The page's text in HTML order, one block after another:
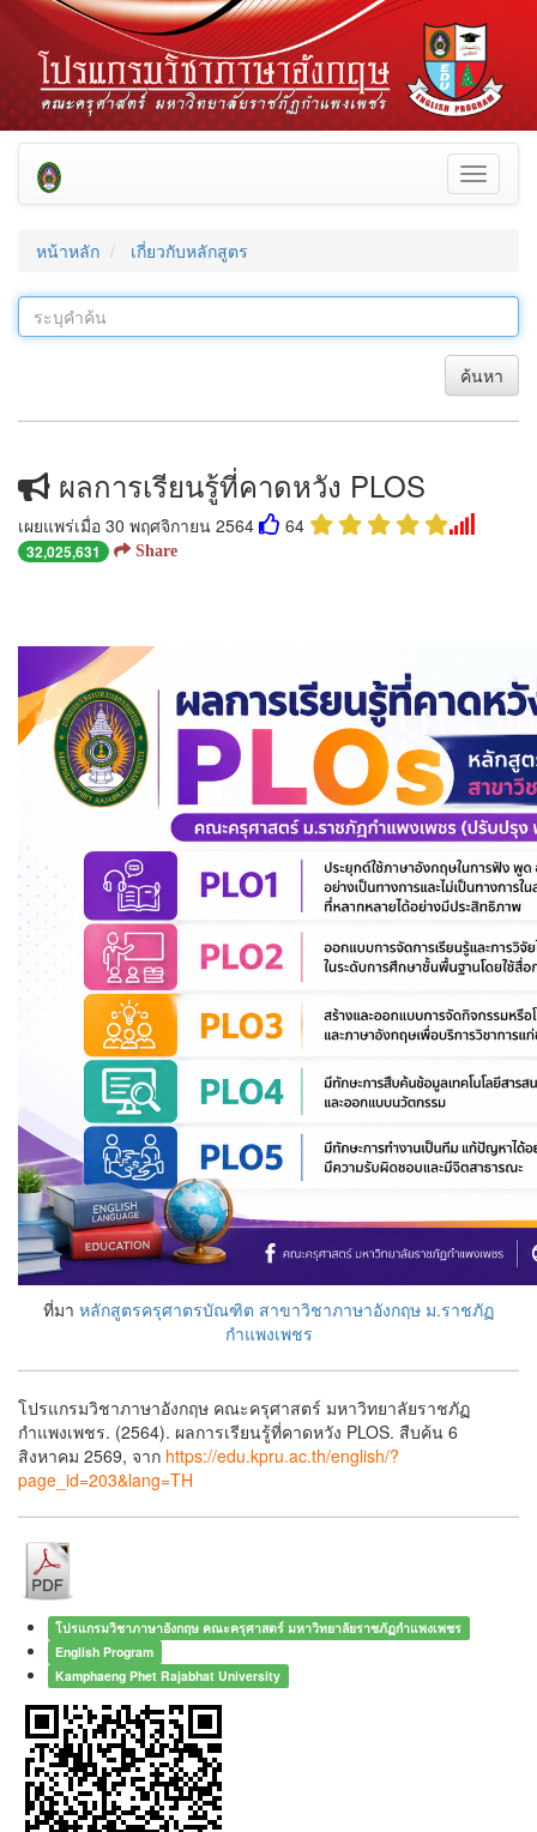
Toggle
หน้าหลัก เกี่ยวกับหลักสูตร
ค้นหา
ผลการเรียนรู้ที่คาดหวัง PLOS
เผยแพร่เมื่อ 30 พฤศจิกายน 2564 64
32,025,631 Share
ที่มา หลักสูตรครุศาตรบัณฑิต สาขาวิชาภาษาอังกฤษ ม.ราชภัฏ
กำแพงเพชร
โปรแกรมวิชาภาษาอังกฤษ คณะครุศาสตร์ มหาวิทยาลัยราชภัฏ
กำแพงเพชร. (2564). ผลการเรียนรู้ที่คาดหวัง PLOS. สืบค้น 6
สิงหาคม 2569, จาก https://edu.kpru.ac.th/english/?
page_id=203&lang=TH
โปรแกรมวิชาภาษาอังกฤษ คณะครุศาสตร์ มหาวิทยาลัยราชภัฏกำแพงเพชร
English Program
Kamphaeng Phet Rajabhat University